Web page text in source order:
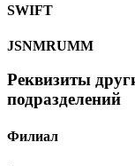
SWIFT
JSNMRUMM
Реквизиты
подразделений
Филиал